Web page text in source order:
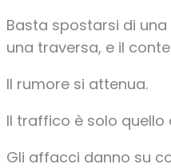
Basta spostarsi di
una traversa, e il
Il rumore si attenua.
Il traffico è solo quello
Gli affacci danno su